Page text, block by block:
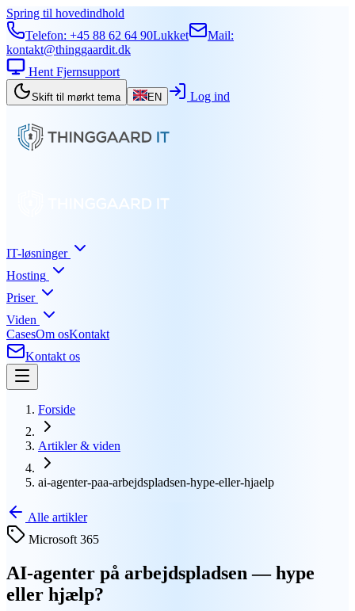
Spring til hovedindhold
Telefon: +45 88 62 64 90Lukket
Mail:
kontakt@thinggaardit.dk
Hent Fjernsupport
Skift til mørkt tema EN Log ind
IT-løsninger
Hosting
Priser
Viden
CasesOm osKontakt
Kontakt os
Forside
Artikler & viden
ai-agenter-paa-arbejdspladsen-hype-eller-hjaelp
Alle artikler
Microsoft 365
AI-agenter på arbejdspladsen — hype
eller hjælp?